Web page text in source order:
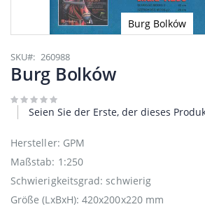
Burg Bolków
Anfang
der
Bildgalerie
SKU 260988
Burg Bolków
Seien Sie der Erste, der dieses
Hersteller: GPM
Maßstab: 1:250
Schwierigkeitsgrad: schwierig
Größe (LxBxH): 420x200x220 mm